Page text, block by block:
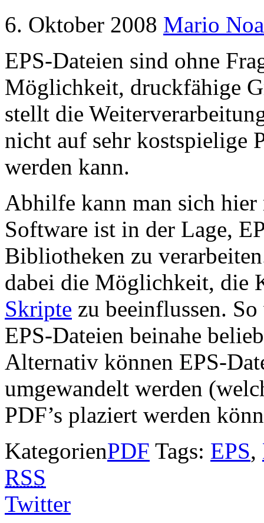
6. Oktober 2008 Mario
EPS-Dateien sind ohne
Möglichkeit, druckfähige
stellt die
nicht auf sehr kostspielige
werden kann.
Abhilfe kann man sich
Software ist in der Lage,
Bibliotheken zu
dabei die Möglichkeit, die
Skripte zu beeinflussen.
EPS-Dateien beinahe
Alternativ können EPS-
umgewandelt werden
PDF’s plaziert werden
KategorienPDF Tags: EPS,
RSS
Twitter